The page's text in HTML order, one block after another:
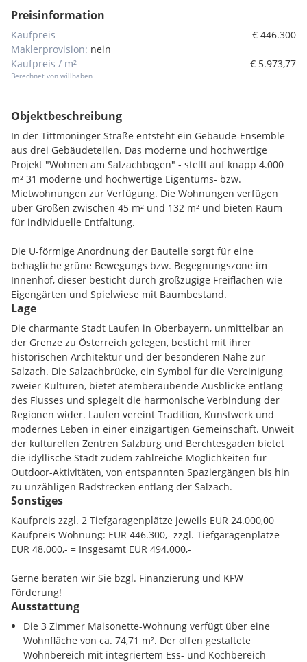
Preisinformation
Kaufpreis
€ 446.300
Maklerprovision: nein
Kaufpreis / m²
Berechnet von willhaben
€ 5.973,77
Objektbeschreibung
In der Tittmoninger Straße entsteht ein Gebäude-Ensemble
aus drei Gebäudeteilen. Das moderne und hochwertige
Projekt "Wohnen am Salzachbogen" - stellt auf knapp 4.000
m² 31 moderne und hochwertige Eigentums- bzw.
Mietwohnungen zur Verfügung. Die Wohnungen verfügen
über Größen zwischen 45 m² und 132 m² und bieten Raum
für individuelle Entfaltung.
Die U-förmige Anordnung der Bauteile sorgt für eine
behagliche grüne Bewegungs bzw. Begegnungszone im
Innenhof, dieser besticht durch großzügige Freiflächen wie
Eigengärten und Spielwiese mit Baumbestand.
Neben der anspruchsvollen Architektur und Ausstattung
setzt das Projekt "Wohnen am Salzachbogen" auch auf
Nachhaltigkeit. Eine ökologische Bauweise, gekoppelt mit
modernster Technologie wie Wärmepumpen und
Photovoltaikanlagen, ermöglicht nicht nur einen geringen
Energieverbrauch, sondern auch die Möglichkeit einer
KfWFörderung für klimafreundliches Wohnen.
Eine hauseigene Tiefgarage und Abstellplätze vor dem
Ensemble bieten ausreichend Platz für ein bequemes nach
Hause kommen. Zudem sorgen E-Mobilitäts Vorsehungen für
ein einfaches Nachrüsten einer Ladestation.
Ein weiteres Highlight: eine Packstation direkt am Areal, sorgt
dafür, dass Pakete sorglos zugestellt werden können, auch
wenn man nicht zu Hause anzutreffen ist.
STATT!
Lage
Die charmante Stadt Laufen in Oberbayern, unmittelbar an
der Grenze zu Österreich gelegen, besticht mit ihrer
historischen Architektur und der besonderen Nähe zur
Salzach. Die Salzachbrücke, ein Symbol für die Vereinigung
zweier Kulturen, bietet atemberaubende Ausblicke entlang
des Flusses und spiegelt die harmonische Verbindung der
Regionen wider. Laufen vereint Tradition, Kunstwerk und
modernes Leben in einer einzigartigen Gemeinschaft. Unweit
der kulturellen Zentren Salzburg und Berchtesgaden bietet
die idyllische Stadt zudem zahlreiche Möglichkeiten für
Outdoor-Aktivitäten, von entspannten Spaziergängen bis hin
zu unzähligen Radstrecken entlang der Salzach.
Das Projekt Wohnen am Salzachbogen - Laufen grenzt direkt
an das geschützte Natura 2000-Gebiet der Salzachauen und
befindet sich unweit des Zentrums von Laufen. Die Altstadt
ist in weniger als 10 min. fußläufig erreichbar. Auch
Lebensmittelgeschäfte des täglichen Bedarfs sind fußläufig
aber auch mit dem eigenen PKW schnell und unkompliziert
erreichbar. Umliegende Bildungseinrichtungen sowie der
nahegelegene Bahnhof Laufen aber auch der unweit
entfernte Regionalbahnhof in Oberndorf runden das
infrastrukturelle Angebot des Projektes zusätzlich ab.
Sonstiges
Kaufpreis zzgl. 2 Tiefgaragenplätze jeweils EUR 24.000,00
Kaufpreis Wohnung: EUR 446.300,- zzgl. Tiefgaragenplätze
EUR 48.000,- = Insgesamt EUR 494.000,-
Gerne beraten wir Sie bzgl. Finanzierung und KFW
Förderung!
Ausstattung
Die 3 Zimmer Maisonette-Wohnung verfügt über eine
Wohnfläche von ca. 74,71 m². Der offen gestaltete
Wohnbereich mit integriertem Ess- und Kochbereich